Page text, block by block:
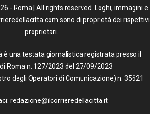
- Roma | All rights reserved. Loghi, immagini e
sono di proprietà dei rispettivi
proprietari.
è una testata giornalistica registrata presso il
Roma n. 127/2023 del 27/09/2023
degli Operatori di Comunicazione) n. 35621
redazione@ilcorrieredellacitta.it